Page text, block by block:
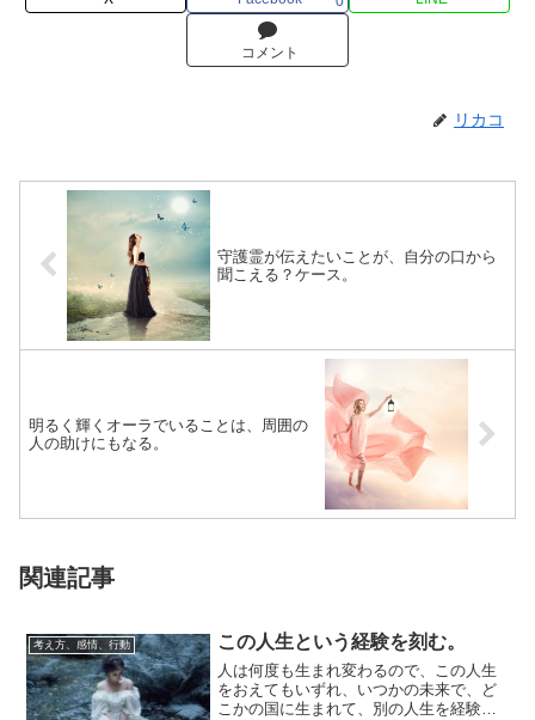
コメント
リカコ
守護霊が伝えたいことが、自分の口から
聞こえる？ケース。
明るく輝くオーラでいることは、周囲の
人の助けにもなる。
関連記事
考え方、感情、行動 この人生という経験を刻む。
人は何度も生まれ変わるので、この人生
をおえてもいずれ、いつかの未来で、ど
こかの国に生まれて、別の人生を経験す